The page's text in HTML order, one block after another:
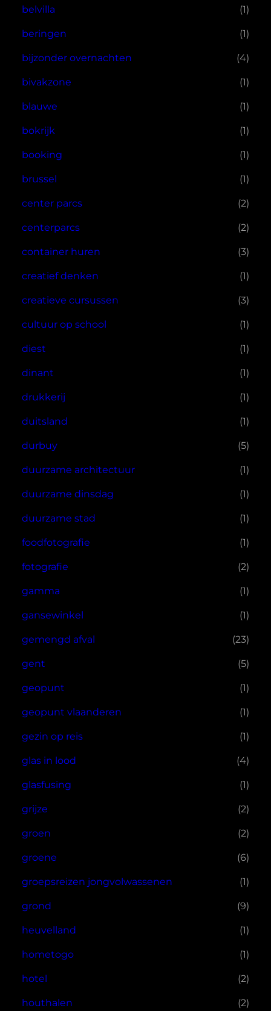
belvilla (1)
beringen (1)
bijzonder overnachten (4)
bivakzone (1)
blauwe (1)
bokrijk (1)
booking (1)
brussel (1)
center parcs (2)
centerparcs (2)
container huren (3)
creatief denken (1)
creatieve cursussen (3)
cultuur op school (1)
diest (1)
dinant (1)
drukkerij (1)
duitsland (1)
durbuy (5)
duurzame architectuur (1)
duurzame dinsdag (1)
duurzame stad (1)
foodfotografie (1)
fotografie (2)
gamma (1)
gansewinkel (1)
gemengd afval (23)
gent (5)
geopunt (1)
geopunt vlaanderen (1)
gezin op reis (1)
glas in lood (4)
glasfusing (1)
grijze (2)
groen (2)
groene (6)
groepsreizen jongvolwassenen (1)
grond (9)
heuvelland (1)
hometogo (1)
hotel (2)
houthalen (2)